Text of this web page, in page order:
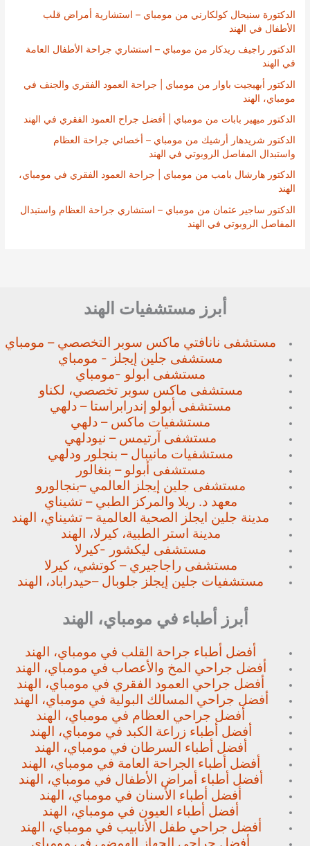
الدكتورة سنيحال كولكارني من مومباي – استشارية أمراض قلب
الأطفال في الهند
الدكتور راجيف ريدكار من مومباي – استشاري جراحة الأطفال العامة
في الهند
الدكتور أبهيجيت باوار من مومباي | جراحة العمود الفقري والجنف في
مومباي، الهند
الدكتور ميهير بابات من مومباي | أفضل جراح العمود الفقري في الهند
الدكتور شريدهار أرشيك من مومباي – أخصائي جراحة العظام
واستبدال المفاصل الروبوتي في الهند
الدكتور هارشال بامب من مومباي | جراحة العمود الفقري في مومباي،
الهند
الدكتور ساجير عثمان من مومباي – استشاري جراحة العظام واستبدال
المفاصل الروبوتي في الهند
أبرز مستشفيات الهند
مستشفى نانافتي ماكس سوبر التخصصي – مومباي
مستشفى جلين إيجلز - مومباي
مستشفى ابولو -مومباي
مستشفى ماكس سوبر تخصصي، لكناو
مستشفى أبولو إندرابراستا – دلهي
مستشفيات ماكس – دلهي
مستشفى آرتيمس – نيودلهي
مستشفيات مانيبال – بنجلور ودلهي
مستشفى أبولو – بنغالور
مستشفى جلين إيجلز العالمي –بنجالورو
معهد د. ريلا والمركز الطبي – تشيناي
مدينة جلين ايجلز الصحية العالمية – تشيناي، الهند
مدينة استر الطبية، كيرلا، الهند
مستشفى ليكشور -كيرلا
مستشفى راجاجيري – كوتشي، كيرلا
مستشفيات جلين إيجلز جلوبال –حيدراباد، الهند
أبرز أطباء في مومباي، الهند
أفضل أطباء جراحة القلب في مومباي، الهند
أفضل جراحي المخ والأعصاب في مومباي، الهند
أفضل جراحي العمود الفقري في مومباي، الهند
أفضل جراحي المسالك البولية في مومباي، الهند
أفضل جراحي العظام في مومباي، الهند
أفضل أطباء زراعة الكبد في مومباي، الهند
أفضل أطباء السرطان في مومباي، الهند
أفضل أطباء الجراحة العامة في مومباي، الهند
أفضل أطباء أمراض الأطفال في مومباي، الهند
أفضل أطباء الأسنان في مومباي، الهند
أفضل أطباء العيون في مومباي، الهند
أفضل جراحي طفل الأنابيب في مومباي، الهند